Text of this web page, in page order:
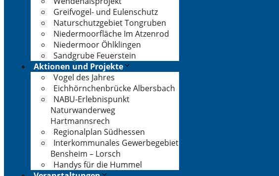
Greifvogel- und Eulenschutz
Naturschutzgebiet Tongruben
Niedermoorfläche Im Atzenrod
Niedermoor Öhlklingen
Sandgrube Feuerstein
Aktionen und Projekte
Vogel des Jahres
Eichhörnchenbrücke Albersbach
NABU-Erlebnispunkt
Naturwanderweg
Hartmannsrech
Regionalplan Südhessen
Interkommunales Gewerbegebiet
Bensheim – Lorsch
Handys für die Hummel